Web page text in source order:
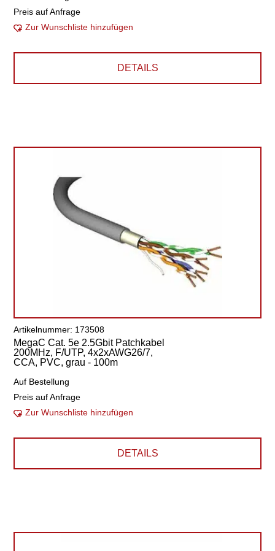
Preis auf Anfrage
Zur Wunschliste hinzufügen
DETAILS
Artikelnummer: 173508
MegaC Cat. 5e 2.5Gbit Patchkabel
200MHz, F/UTP, 4x2xAWG26/7,
CCA, PVC, grau - 100m
Auf Bestellung
Preis auf Anfrage
Zur Wunschliste hinzufügen
DETAILS